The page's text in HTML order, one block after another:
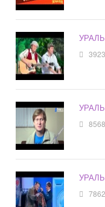
3923
8568
7862